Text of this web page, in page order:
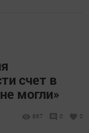
счет в
могли»
867 0 0